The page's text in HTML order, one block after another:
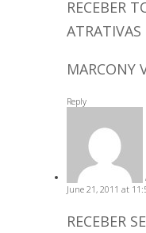
RECEBER
ATRATIVAS
MARCONY
Reply
June 21, 2011 at
RECEBER